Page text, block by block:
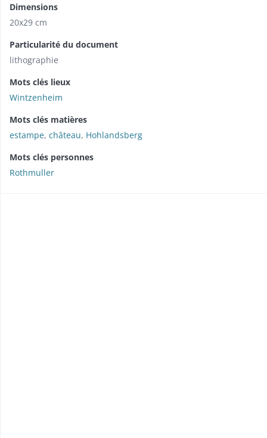
Dimensions
20x29 cm
Particularité du document
lithographie
Mots clés lieux
Wintzenheim
Mots clés matières
estampe, château, Hohlandsberg
Mots clés personnes
Rothmuller